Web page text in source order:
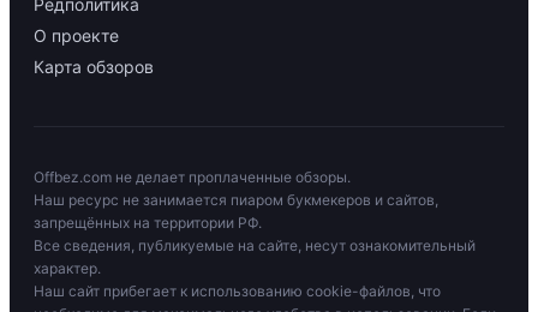
Редполитика
О проекте
Карта обзоров
Offbez.com не делает проплаченные обзоры.
Наш ресурс не занимается пиаром букмекеров и сайтов,
запрещённых на территории РФ.
Все сведения, публикуемые на сайте, несут ознакомительный
характер.
Наш сайт прибегает к использованию cookie-файлов, что